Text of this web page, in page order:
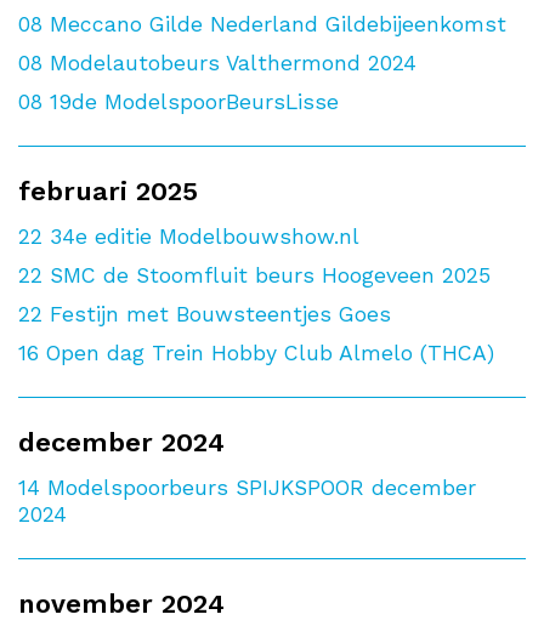
08 Meccano Gilde Nederland Gildebijeenkomst
08 Modelautobeurs Valthermond 2024
08 19de ModelspoorBeursLisse
februari 2025
22 34e editie Modelbouwshow.nl
22 SMC de Stoomfluit beurs Hoogeveen 2025
22 Festijn met Bouwsteentjes Goes
16 Open dag Trein Hobby Club Almelo (THCA)
december 2024
14 Modelspoorbeurs SPIJKSPOOR december
2024
november 2024